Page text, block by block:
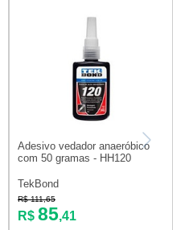
Adesivo vedador anaeróbico
com 50 gramas - HH120
TekBond
R$ 111,65
R$ 85,41